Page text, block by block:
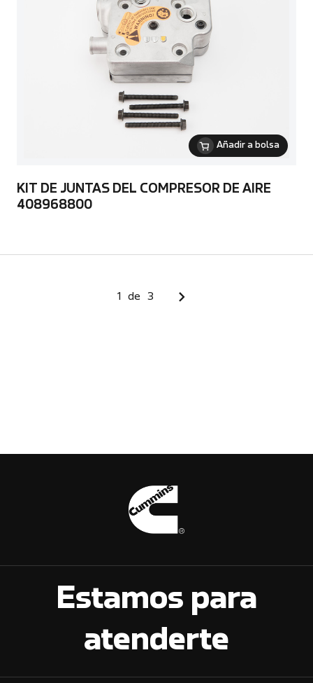
Añadir a bolsa
KIT DE JUNTAS DEL COMPRESOR DE AIRE
408968800
1 de 3
Estamos para
atenderte